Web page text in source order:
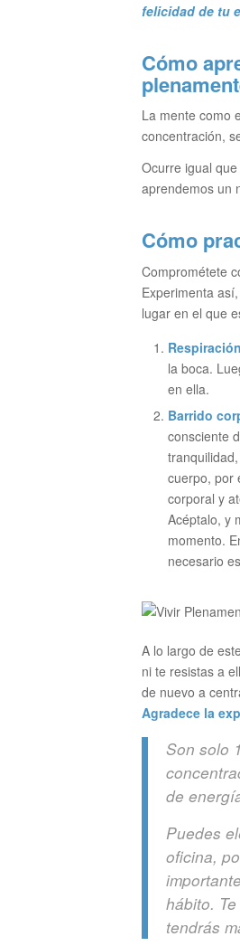
felicidad de tu
Cómo
La mente como
concentración,
Ocurre igual
aprendemos un
Cómo
Comprométete
Experimenta
lugar en el que
la boca.
en ella.
Barrido
consciente
cuerpo, por
corporal y
Acéptalo, y
momento.
necesario
A lo largo de
ni te resistas a
de nuevo a
Agradece la
Son solo
de
Puedes
oficina,
hábito.
tendrás